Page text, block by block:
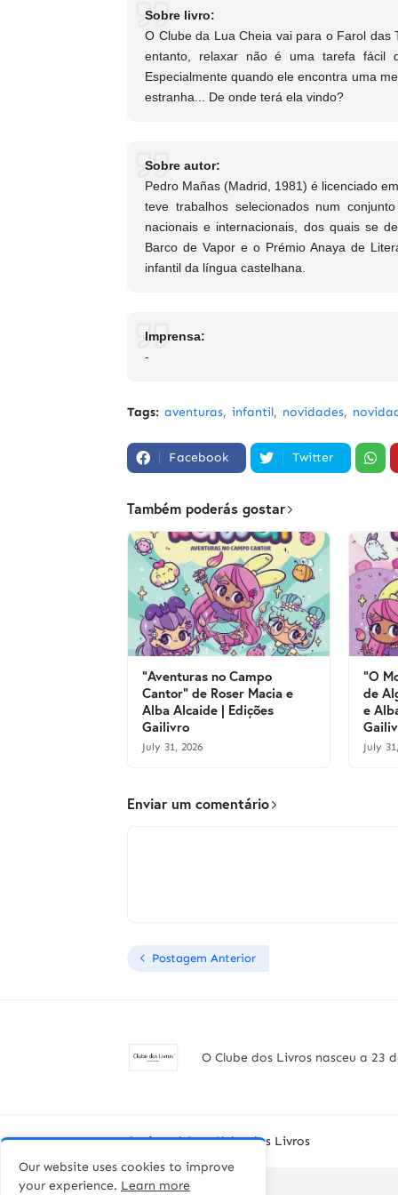
Sobre livro:
O Clube da Lua Cheia vai para o Farol das
entanto, relaxar não é uma tarefa fácil
Especialmente quando ele encontra uma
estranha... De onde terá ela vindo?
Sobre autor:
Pedro Mañas (Madrid, 1981) é licenciado
teve trabalhos selecionados num
nacionais e internacionais, dos quais se
Barco de Vapor e o Prémio Anaya de
infantil da língua castelhana.
Imprensa:
-
Tags: aventuras infantil novidades
Facebook Twitter
Também poderás gostar
"Aventuras no Campo
Cantor" de Roser Macia e
Alba Alcaide | Edições
Gailivro
July 31, 2026
"O
de
e
July
Enviar um comentário
Postagem Anterior
O Clube dos Livros nasceu a 23
Designed By -Clube dos Livros
Our website uses cookies to improve
your experience. Learn more